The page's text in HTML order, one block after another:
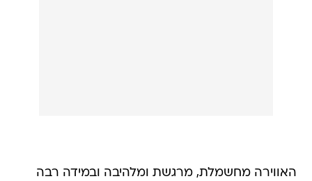
האווירה מחשמלת, מרגשת ומלהיבה ובמידה רבה